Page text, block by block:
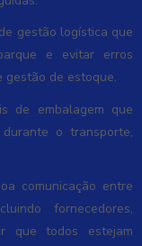
gestão logística que
e evitar erros
gestão de estoque.
de embalagem que
o transporte,
comunicação entre
fornecedores,
que todos estejam